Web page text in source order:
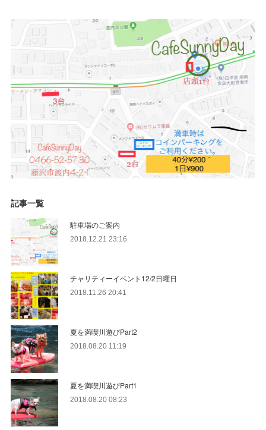
記事一覧
駐車場のご案内
2018.12.21 23:16
チャリティーイベント12/2日曜日
2018.11.26 20:41
夏を満喫川遊びPart2
2018.08.20 11:19
夏を満喫川遊びPart1
2018.08.20 08:23